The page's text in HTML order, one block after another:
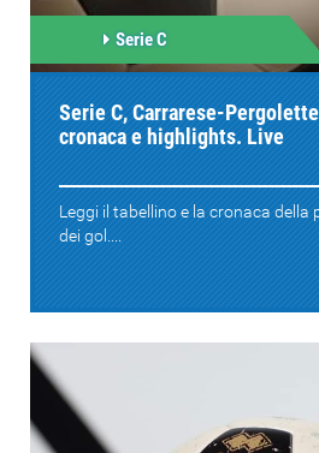
Serie C
Serie C, Carrarese-
cronaca e highlights. Live
Leggi il tabellino e la cronaca della
dei gol....